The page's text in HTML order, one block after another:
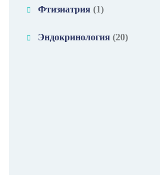
Фтизиатрия (1)
Эндокринология (20)